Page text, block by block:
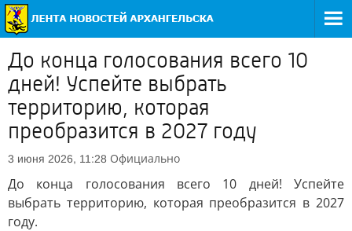
До конца голосования всего 10
дней! Успейте выбрать
территорию, которая
преобразится в 2027 году
3 июня 2026, 11:28 Официально
До конца голосования всего 10 дней! Успейте
выбрать территорию, которая преобразится в 2027
году.